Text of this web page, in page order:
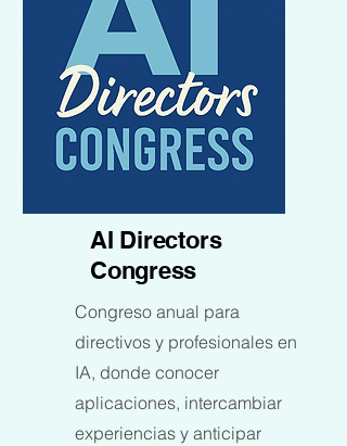
AI Directors
Congress
Congreso anual para
directivos y profesionales en
IA, donde conocer
aplicaciones, intercambiar
experiencias y anticipar